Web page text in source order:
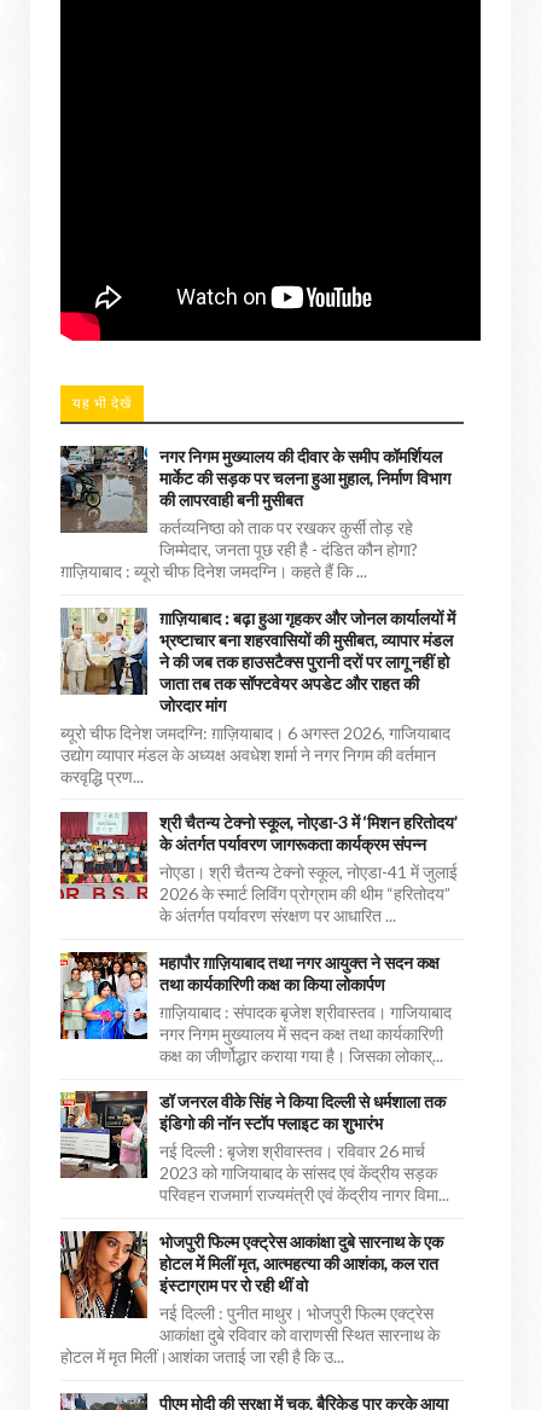
यह भी देखें
नगर निगम मुख्यालय की दीवार के समीप कॉमर्शियल
मार्केट की सड़क पर चलना हुआ मुहाल, निर्माण विभाग
की लापरवाही बनी मुसीबत
कर्तव्यनिष्ठा को ताक पर रखकर कुर्सी तोड़ रहे
जिम्मेदार, जनता पूछ रही है - दंडित कौन होगा?
ग़ाज़ियाबाद : ब्यूरो चीफ दिनेश जमदग्नि। कहते हैं कि ...
ग़ाज़ियाबाद : बढ़ा हुआ गृहकर और जोनल कार्यालयों में
भ्रष्टाचार बना शहरवासियों की मुसीबत, व्यापार मंडल
ने की जब तक हाउसटैक्स पुरानी दरों पर लागू नहीं हो
जाता तब तक सॉफ्टवेयर अपडेट और राहत की
जोरदार मांग
ब्यूरो चीफ दिनेश जमदग्नि: ग़ाज़ियाबाद। 6 अगस्त 2026, गाजियाबाद
उद्योग व्यापार मंडल के अध्यक्ष अवधेश शर्मा ने नगर निगम की वर्तमान
करवृद्धि प्रण...
श्री चैतन्य टेक्नो स्कूल, नोएडा-3 में ‘मिशन हरितोदय’
के अंतर्गत पर्यावरण जागरूकता कार्यक्रम संपन्न
नोएडा। श्री चैतन्य टेक्नो स्कूल, नोएडा-41 में जुलाई
2026 के स्मार्ट लिविंग प्रोग्राम की थीम “हरितोदय”
के अंतर्गत पर्यावरण संरक्षण पर आधारित ...
महापौर ग़ाज़ियाबाद तथा नगर आयुक्त ने सदन कक्ष
तथा कार्यकारिणी कक्ष का किया लोकार्पण
ग़ाज़ियाबाद : संपादक बृजेश श्रीवास्तव। गाजियाबाद
नगर निगम मुख्यालय में सदन कक्ष तथा कार्यकारिणी
कक्ष का जीर्णोद्धार कराया गया है। जिसका लोकार्...
डॉ जनरल वीके सिंह ने किया दिल्ली से धर्मशाला तक
इंडिगो की नॉन स्टॉप फ्लाइट का शुभारंभ
नई दिल्ली : बृजेश श्रीवास्तव। रविवार 26 मार्च
2023 को गाजियाबाद के सांसद एवं केंद्रीय सड़क
परिवहन राजमार्ग राज्यमंत्री एवं केंद्रीय नागर विमा...
भोजपुरी फिल्म एक्ट्रेस आकांक्षा दुबे सारनाथ के एक
होटल में मिलीं मृत, आत्महत्या की आशंका, कल रात
इंस्टाग्राम पर रो रही थीं वो
नई दिल्ली : पुनीत माथुर। भोजपुरी फिल्म एक्ट्रेस
आकांक्षा दुबे रविवार को वाराणसी स्थित सारनाथ के
होटल में मृत मिलीं।आशंका जताई जा रही है कि उ...
पीएम मोदी की सुरक्षा में चूक, बैरिकेड पार करके आया